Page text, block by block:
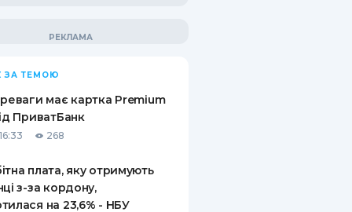
ВІНЬЄТКА
ВІД
ВИПАДКІВ
ПИТАННЯ ТА ВІДПОВІДІ
ПУТІВНИКИ ПО
ЗА ТЕМОЮ
має картка Premium
ПриватБанк
268
плата, яку отримують
з-за кордону,
на 23,6% - НБУ